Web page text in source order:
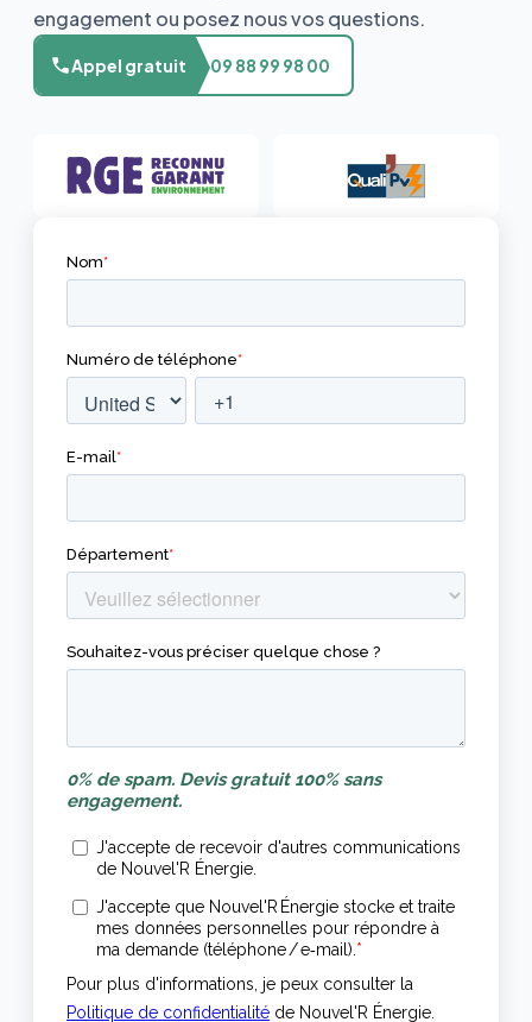
engagement ou posez nous vos questions.
Appel gratuit 09 88 99 98 00